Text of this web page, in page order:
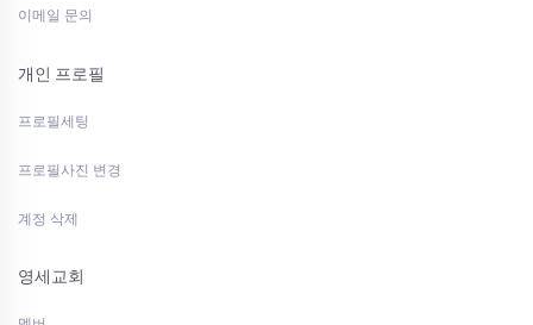
이메일 문의
개인 프로필
프로필세팅
프로필사진 변경
계정 삭제
영세교회